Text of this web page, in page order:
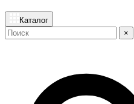
Каталог
×